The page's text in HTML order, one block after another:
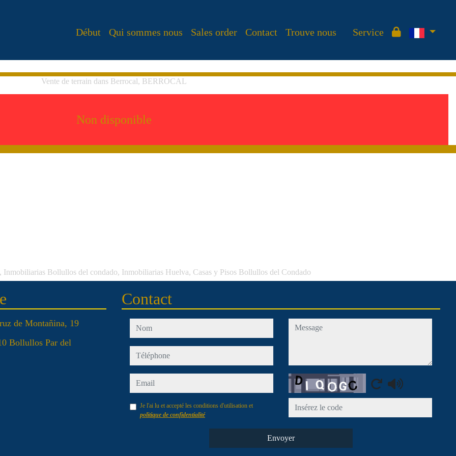
Début Qui sommes nous Sales order Contact Trouve nous Service
Vente de terrain dans Berrocal, BERROCAL
Non disponible
Inmobiliarias Bollullos del condado, Inmobiliarias Huelva, Casas y Pisos Bollullos del Condado
de Montañina, 19
Bollullos Par del
Contact
nom
téléphone
email
Je l'ai lu et accepté les conditions d'utilisation et
politique de confidentialité
message
Captcha
Envoyer